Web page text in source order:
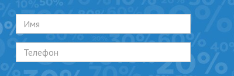
элемент в стальной гильзе, приваренной к